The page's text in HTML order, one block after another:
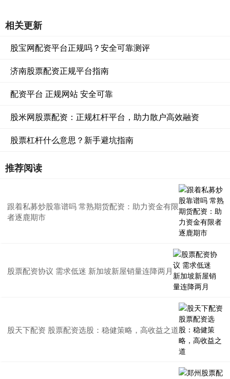
相关更新
股宝网配资平台正规吗？安全可靠测评
济南股票配资正规平台指南
配资平台 正规网站 安全可靠
股米网股票配资：正规杠杆平台，助力散户高效融资
股票杠杆什么意思？新手避坑指南
推荐阅读
跟着私募炒股靠谱吗 常熟期货配资：助力资金有限
者逐鹿期市
股票配资协议 需求低迷 新加坡新屋销量连降两月
股天下配资 股票配资选股：稳健策略，高收益之道